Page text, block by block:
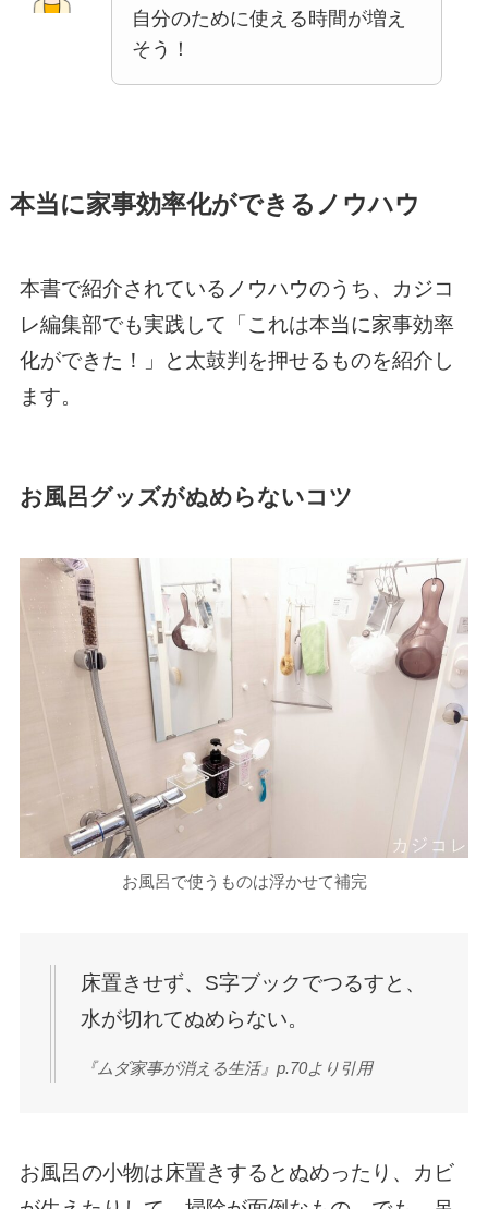
自分のために使える時間が増え
そう！
本当に家事効率化ができるノウハウ
本書で紹介されているノウハウのうち、カジコ
レ編集部でも実践して「これは本当に家事効率
化ができた！」と太鼓判を押せるものを紹介し
ます。
お風呂グッズがぬめらないコツ
お風呂で使うものは浮かせて補完
床置きせず、S字ブックでつるすと、
水が切れてぬめらない。
『ムダ家事が消える生活』p.70より引用
お風呂の小物は床置きするとぬめったり、カビ